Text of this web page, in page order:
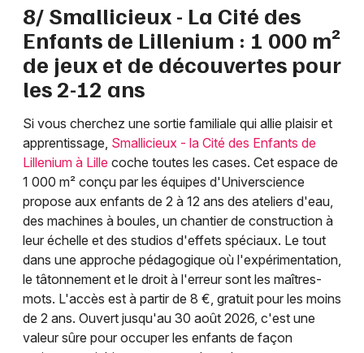
8/ Smallicieux - La Cité des
Enfants de Lillenium : 1 000 m²
de jeux et de découvertes pour
les 2-12 ans
Si vous cherchez une sortie familiale qui allie plaisir et
apprentissage, Smallicieux - la Cité des Enfants de
Lillenium à Lille coche toutes les cases. Cet espace de
1 000 m² conçu par les équipes d'Universcience
propose aux enfants de 2 à 12 ans des ateliers d'eau,
des machines à boules, un chantier de construction à
leur échelle et des studios d'effets spéciaux. Le tout
dans une approche pédagogique où l'expérimentation,
le tâtonnement et le droit à l'erreur sont les maîtres-
mots. L'accès est à partir de 8 €, gratuit pour les moins
de 2 ans. Ouvert jusqu'au 30 août 2026, c'est une
valeur sûre pour occuper les enfants de façon